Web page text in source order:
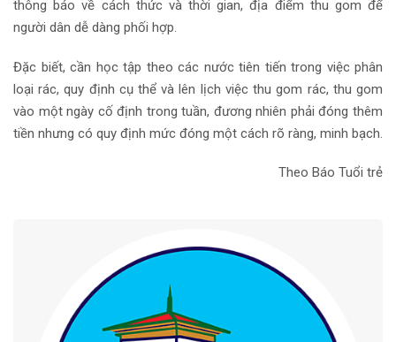
thông báo về cách thức và thời gian, địa điểm thu gom để
người dân dễ dàng phối hợp.
Đặc biết, cần học tập theo các nước tiên tiến trong việc phân
loại rác, quy định cụ thể và lên lịch việc thu gom rác, thu gom
vào một ngày cố định trong tuần, đương nhiên phải đóng thêm
tiền nhưng có quy định mức đóng một cách rõ ràng, minh bạch.
Theo Báo Tuổi trẻ